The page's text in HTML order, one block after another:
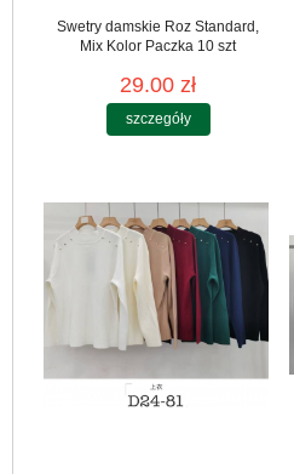
Swetry damskie Roz Standard,
Mix Kolor Paczka 10 szt
29.00 zł
szczegóły